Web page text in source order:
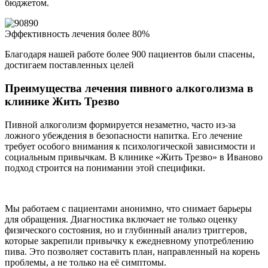
бюджетом.
Эффективность лечения более 80%
Благодаря нашей работе более 900 пациентов были спасены,
достигаем поставленных целей
Преимущества лечения пивного алкоголизма в
клинике Жить Трезво
Пивной алкоголизм формируется незаметно, часто из-за
ложного убеждения в безопасности напитка. Его лечение
требует особого внимания к психологической зависимости и
социальным привычкам. В клинике «Жить Трезво» в Иваново
подход строится на понимании этой специфики.
Мы работаем с пациентами анонимно, что снимает барьеры
для обращения. Диагностика включает не только оценку
физического состояния, но и глубинный анализ триггеров,
которые закрепили привычку к ежедневному употреблению
пива. Это позволяет составить план, направленный на корень
проблемы, а не только на её симптомы.